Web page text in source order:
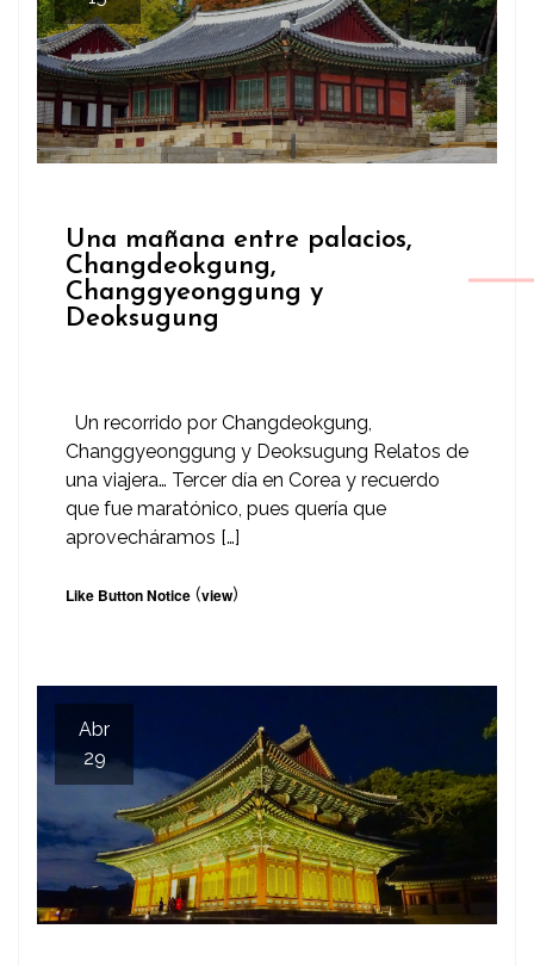
Una mañana entre palacios,
Changdeokgung,
Changgyeonggung y
Deoksugung
Un recorrido por Changdeokgung,
Changgyeonggung y Deoksugung Relatos de
una viajera… Tercer día en Corea y recuerdo
que fue maratónico, pues quería que
aprovecháramos […]
Like Button Notice (view)
Abr
29